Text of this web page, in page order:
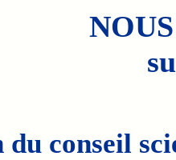
conseil